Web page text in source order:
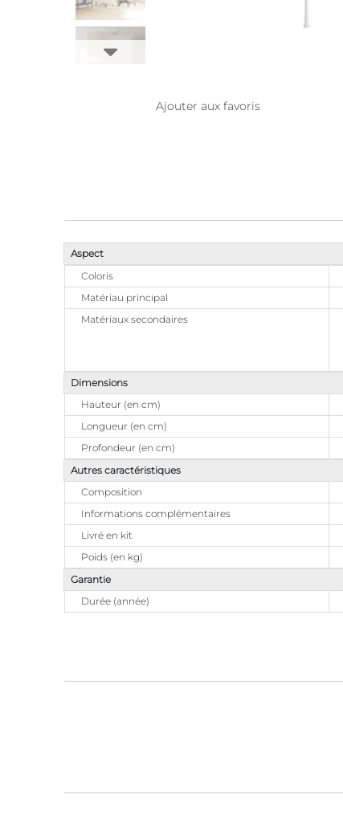
Ajouter aux favoris
Aspect
Coloris
Matériau principal
Matériaux secondaires
Dimensions
Hauteur (en cm)
Longueur (en cm)
Profondeur (en cm)
Autres caractéristiques
Composition
Informations complémentaires
Livré en kit
Poids (en kg)
Garantie
Durée (année)